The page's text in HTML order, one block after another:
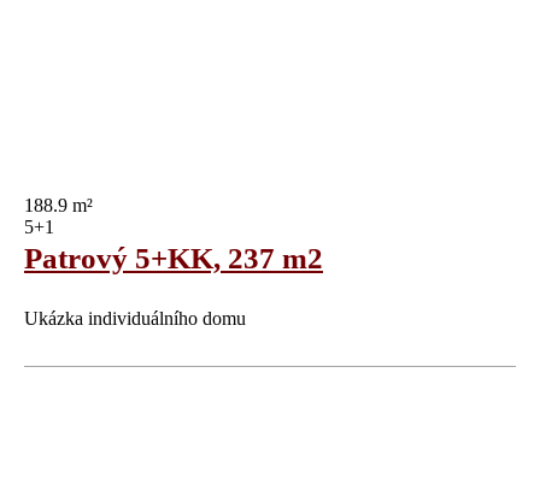
188.9 m²
5+1
Patrový 5+KK, 237 m2
Ukázka individuálního domu